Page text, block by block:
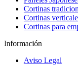
Cortinas
Cortinas
Cortinas para
Información
Aviso Legal